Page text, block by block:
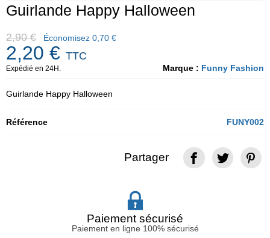
Guirlande Happy Halloween
Marque : Funny Fashion
2,90 € Économisez 0,70 €
2,20 € TTC
Expédié en 24H.
Guirlande Happy Halloween
Référence FUNY002
Partager
Paiement sécurisé
Paiement en ligne 100% sécurisé